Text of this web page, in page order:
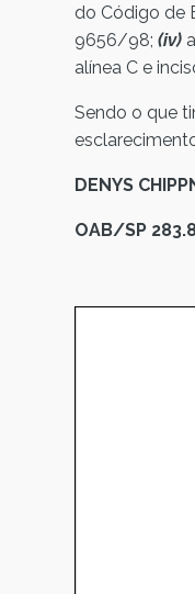
do Código de
9656/98; (iv)
alínea C e
Sendo o que
DENYS
OAB/SP